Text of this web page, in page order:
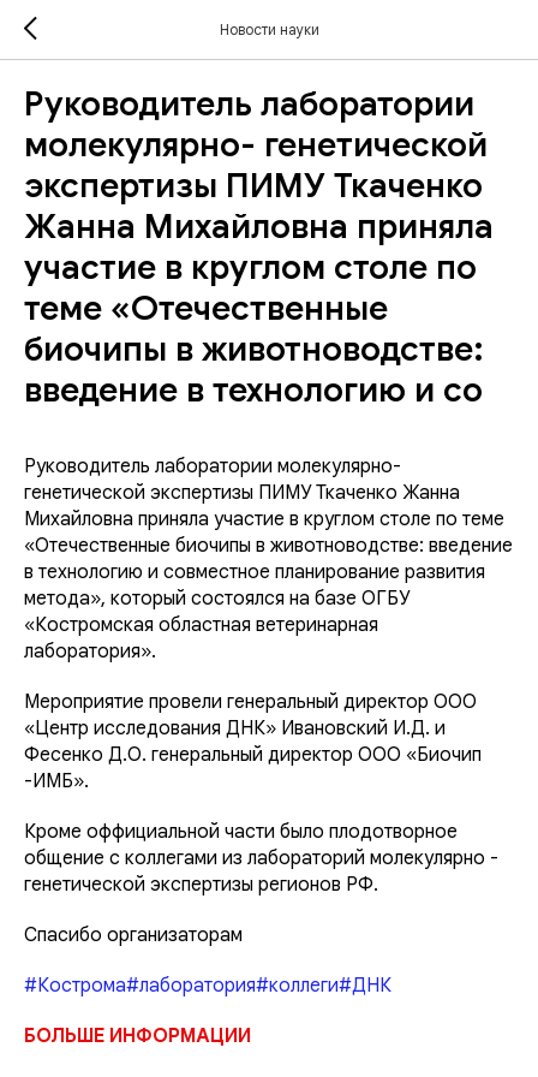
Новости науки
Руководитель лаборатории
молекулярно- генетической
экспертизы ПИМУ Ткаченко
Жанна Михайловна приняла
участие в круглом столе по
теме «Отечественные
биочипы в животноводстве:
введение в технологию и со
Руководитель лаборатории молекулярно-
генетической экспертизы ПИМУ Ткаченко Жанна
Михайловна приняла участие в круглом столе по теме
«Отечественные биочипы в животноводстве: введение
в технологию и совместное планирование развития
метода», который состоялся на базе ОГБУ
«Костромская областная ветеринарная
лаборатория».
Мероприятие провели генеральный директор ООО
«Центр исследования ДНК» Ивановский И.Д. и
Фесенко Д.О. генеральный директор ООО «Биочип
-ИМБ».
Кроме оффициальной части было плодотворное
общение с коллегами из лабораторий молекулярно -
генетической экспертизы регионов РФ.
Спасибо организаторам
#Кострома#лаборатория#коллеги#ДНК
БОЛЬШЕ ИНФОРМАЦИИ